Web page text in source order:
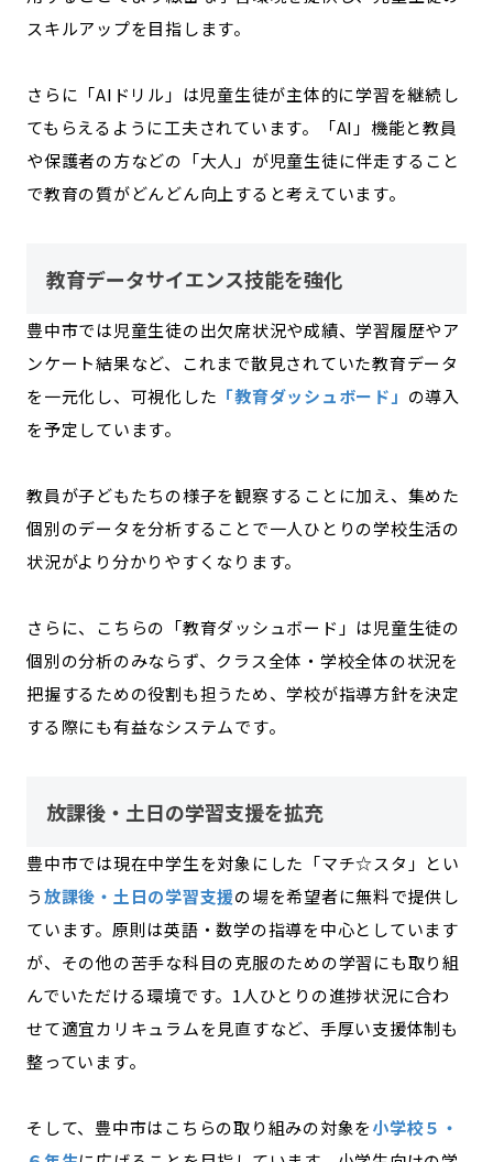
スキルアップを目指します。
さらに「AIドリル」は児童生徒が主体的に学習を継続し
てもらえるように工夫されています。「AI」機能と教員
や保護者の方などの「大人」が児童生徒に伴走すること
で教育の質がどんどん向上すると考えています。
教育データサイエンス技能を強化
豊中市では児童生徒の出欠席状況や成績、学習履歴やア
ンケート結果など、これまで散見されていた教育データ
を一元化し、可視化した 「教育ダッシュボード」 の導入
を予定しています。
教員が子どもたちの様子を観察することに加え、集めた
個別のデータを分析することで一人ひとりの学校生活の
状況がより分かりやすくなります。
さらに、こちらの「教育ダッシュボード」は児童生徒の
個別の分析のみならず、クラス全体・学校全体の状況を
把握するための役割も担うため、学校が指導方針を決定
する際にも有益なシステムです。
放課後・土日の学習支援を拡充
豊中市では現在中学生を対象にした「マチ☆スタ」とい
う放課後・土日の学習支援の場を希望者に無料で提供し
ています。原則は英語・数学の指導を中心としています
が、その他の苦手な科目の克服のための学習にも取り組
んでいただける環境です。1人ひとりの進捗状況に合わ
せて適宜カリキュラムを見直すなど、手厚い支援体制も
整っています。
そして、豊中市はこちらの取り組みの対象を小学校５・